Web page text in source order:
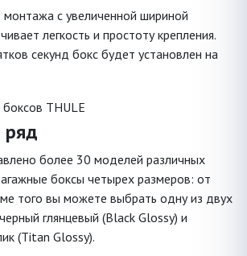
с увеличенной шириной
легкость и простоту крепления.
секунд бокс будет установлен на
более 30 моделей различных
боксы четырех размеров: от
того вы можете выбрать одну из двух
глянцевый (Black Glossy) и
(Titan Glossy).